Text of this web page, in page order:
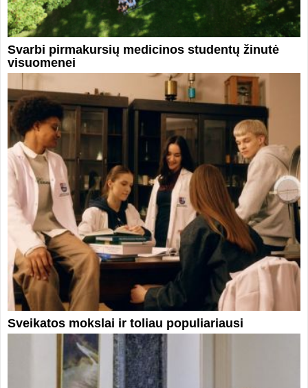
Svarbi pirmakursių medicinos studentų žinutė
visuomenei
Sveikatos mokslai ir toliau populiariausi